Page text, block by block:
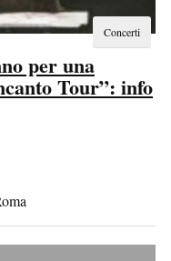
Concerti
per una
Tour”: info